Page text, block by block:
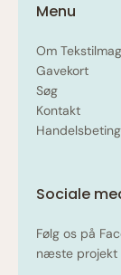
Menu
Om
Gavekort
Søg
Kontakt
Sociale
Følg os på
næste projekt